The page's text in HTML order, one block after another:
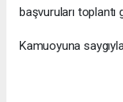
başvuruları
Kamuoyuna